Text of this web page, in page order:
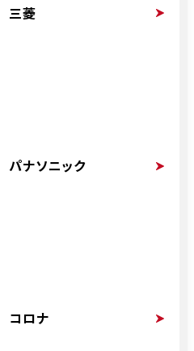
三菱
パナソニック
コロナ